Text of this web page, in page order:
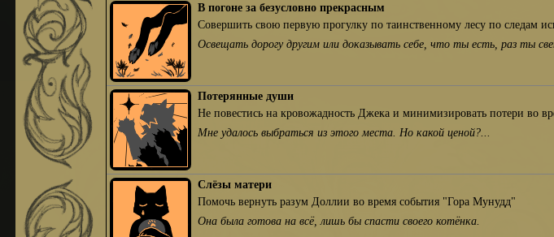
В погоне за безусловно прекрасным
Совершить свою первую прогулку по таинственному лесу по следам
Освещать дорогу другим или доказывать себе, что ты есть, раз ты
Потерянные души
Не повестись на кровожадность Джека и минимизировать потери во
Мне удалось выбраться из этого места. Но какой ценой?...
Слёзы матери
Помочь вернуть разум Доллии во время события "Гора Мунудд"
Она была готова на всё, лишь бы спасти своего котёнка.